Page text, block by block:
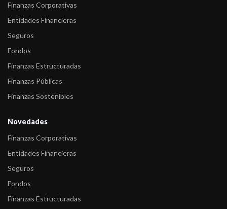
Finanzas Corporativas
Entidades Financieras
Seguros
Fondos
Finanzas Estructuradas
Finanzas Públicas
Finanzas Sostenibles
Novedades
Finanzas Corporativas
Entidades Financieras
Seguros
Fondos
Finanzas Estructuradas